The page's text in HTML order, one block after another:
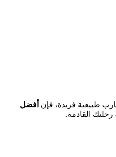
طبيعية فريدة، فإن أفضل
القادمة.